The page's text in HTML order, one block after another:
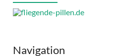
Navigation